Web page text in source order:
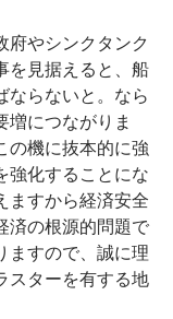
府やシンクタンク
を見据えると、船
ならないと。なら
増につながりま
の機に抜本的に強
強化することにな
ますから経済安全
済の根源的問題で
ますので、誠に理
スターを有する地